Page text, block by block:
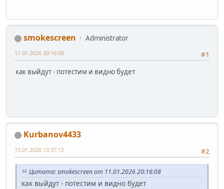
smokescreen
Administrator
#1
11.01.2026 20:16:08
как выйдут - потестим и видно будет
Kurbanov4433
#2
15.01.2026 13:37:12
Цитата: smokescreen от 11.01.2026 20:16:08
как выйдут - потестим и видно будет